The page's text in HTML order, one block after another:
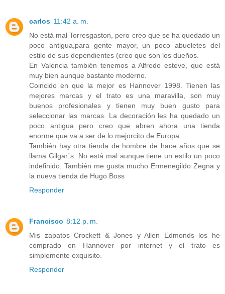
carlos 11:42 a. m.
No está mal Torresgaston, pero creo que se ha quedado un
poco antigua,para gente mayor, un poco abueletes del
estilo de sus dependientes (creo que son los dueños.
En Valencia también tenemos a Alfredo esteve, que está
muy bien aunque bastante moderno.
Coincido en que la mejor es Hannover 1998. Tienen las
mejores marcas y el trato es una maravilla, son muy
buenos profesionales y tienen muy buen gusto para
seleccionar las marcas. La decoración les ha quedado un
poco antigua pero creo que abren ahora una tienda
enorme que va a ser de lo mejorcito de Europa.
También hay otra tienda de hombre de hace años que se
llama Gilgar´s. No está mal aunque tiene un estilo un poco
indefinido. También me gusta mucho Ermenegildo Zegna y
la nueva tienda de Hugo Boss
Responder
Francisco 8:12 p. m.
Mis zapatos Crockett & Jones y Allen Edmonds los he
comprado en Hannover por internet y el trato es
simplemente exquisito.
Responder